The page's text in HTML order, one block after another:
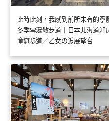
此時此刻，我感到前所未有的
冬季雪瀑散步道｜日本北海道知
滝遊歩道／乙女の淚展望台